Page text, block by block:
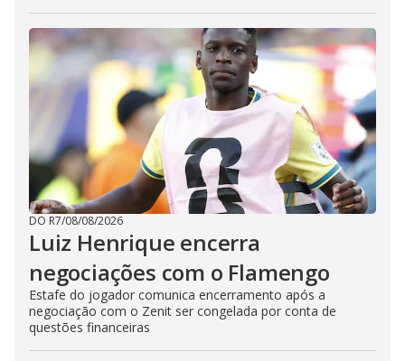
DO R7/08/08/2026
Luiz Henrique encerra
negociações com o Flamengo
Estafe do jogador comunica encerramento após a
negociação com o Zenit ser congelada por conta de
questões financeiras